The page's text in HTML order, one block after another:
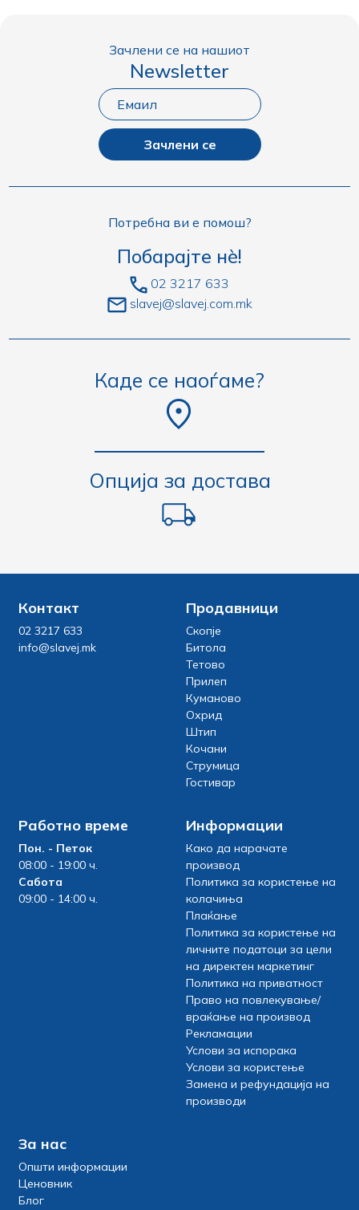
Зачлени се на нашиот
Newsletter
Зачлени се
Потребна ви е помош?
Побарајте нè!
02 3217 633
slavej@slavej.com.mk
Каде се наоѓаме?
Опција за достава
Контакт
02 3217 633
info@slavej.mk
Продавници
Скопје
Битола
Тетово
Прилеп
Куманово
Охрид
Штип
Кочани
Струмица
Гостивар
Работно време
Пон. - Петок
08:00 - 19:00 ч.
Сабота
09:00 - 14:00 ч.
Информации
Како да нарачате
производ
Политика за користење на
колачиња
Плаќање
Политика за користење на
личните податоци за цели
на директен маркетинг
Политика на приватност
Право на повлекување/
враќање на производ
Рекламации
Услови за испорака
Услови за користење
Замена и рефундација на
производи
За нас
Општи информации
Ценовник
Блог